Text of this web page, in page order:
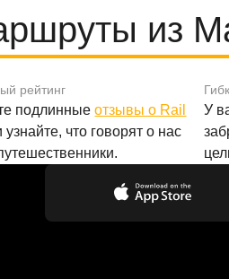
из
рейтинг
подлинныеотзывы о Rail
узнайте, что говорят о нас
У